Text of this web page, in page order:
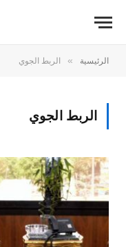
الرئيسية » الربط الجوي
الربط الجوي